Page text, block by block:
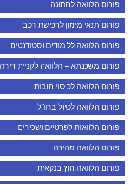
פורום הלוואה לחתונה
פורום תנאי מימון לרכישת רכב
פורום הלוואה ללימודים וסטודנטים
פורום משכנתא – הלוואה לקניית דירה
פורום הלוואה לכיסוי חובות
פורום הלוואה לטיול בחו"ל
פורום הלוואות לפרטיים ושכירים
פורום הלוואה מהירה
פורום הלוואה חוץ בנקאית